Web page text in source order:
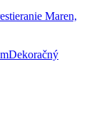
Maren,
Dekoračný